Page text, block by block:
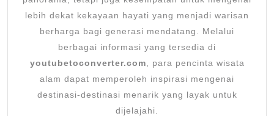
lebih dekat kekayaan hayati yang menjadi warisan
berharga bagi generasi mendatang. Melalui
berbagai informasi yang tersedia di
youtubetoconverter.com , para pencinta wisata
alam dapat memperoleh inspirasi mengenai
destinasi-destinasi menarik yang layak untuk
dijelajahi.